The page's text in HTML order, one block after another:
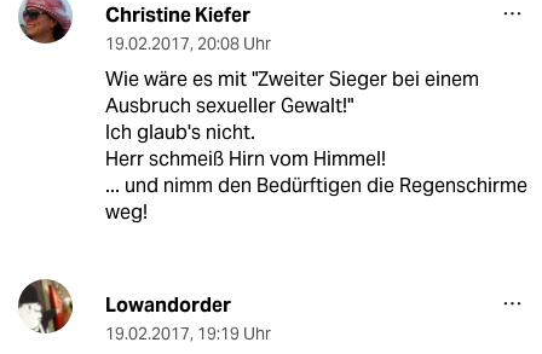
Christine Kiefer
19.02.2017, 20:08 Uhr
Wie wäre es mit "Zweiter Sieger bei einem
Ausbruch sexueller Gewalt!"
Ich glaub's nicht.
Herr schmeiß Hirn vom Himmel!
... und nimm den Bedürftigen die Regenschirme
weg!
Lowandorder
19.02.2017, 19:19 Uhr